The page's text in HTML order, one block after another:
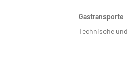
Gastransporte
Technische